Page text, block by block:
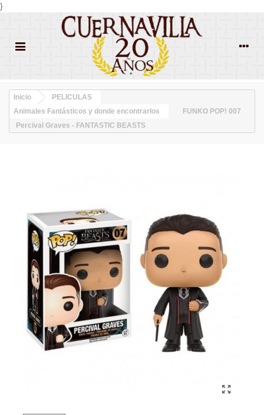
}
Inicio
PELICULAS
Animales Fantásticos y donde encontrarlos
FUNKO POP! 007
Percival Graves - FANTASTIC BEASTS